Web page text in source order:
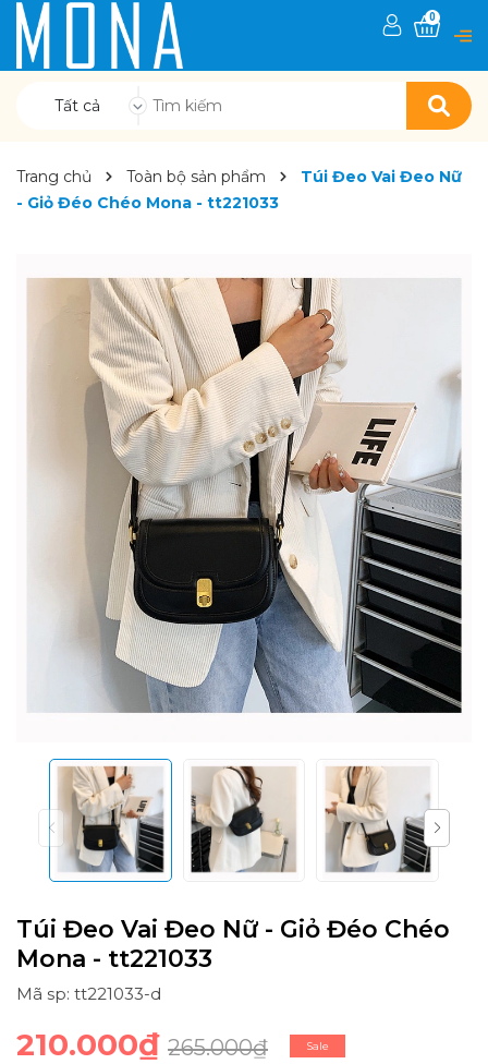
Tất cả
0
Trang chủ Toàn bộ sản phẩm
Túi Đeo Vai Đeo Nữ
- Giỏ Đéo Chéo Mona - tt221033
Túi Đeo Vai Đeo Nữ - Giỏ Đéo Chéo
Mona - tt221033
Mã sp: tt221033-d
210.000₫ 265.000₫ Sale